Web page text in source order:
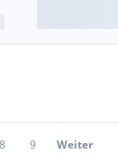
8 9 Weiter